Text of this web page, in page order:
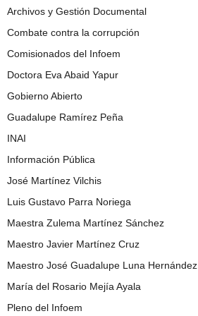
Archivos y Gestión Documental
Combate contra la corrupción
Comisionados del Infoem
Doctora Eva Abaid Yapur
Gobierno Abierto
Guadalupe Ramírez Peña
INAI
Información Pública
José Martínez Vilchis
Luis Gustavo Parra Noriega
Maestra Zulema Martínez Sánchez
Maestro Javier Martínez Cruz
Maestro José Guadalupe Luna Hernández
María del Rosario Mejía Ayala
Pleno del Infoem